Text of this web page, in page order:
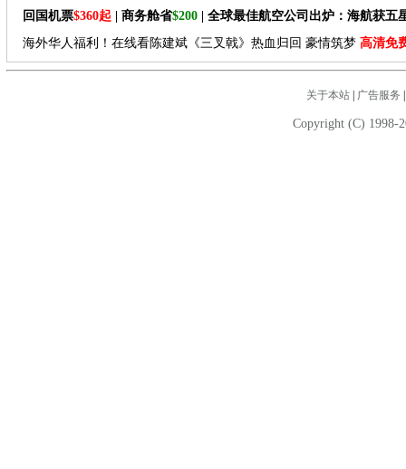
回国机票$360起 | 商务舱省$200 | 全球最佳航空公司出炉：海航获五
海外华人福利！在线看陈建斌《三叉戟》热血归回 豪情筑梦 高清免
关于本站| 广告服务
Copyright (C) 1998-